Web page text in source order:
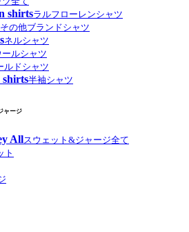
shirtsラルフローレンシャツ
その他ブランドシャツ
ネルシャツ
ールシャツ
ルドシャツ
shirts半袖シャツ
ャージ
Allスウェット&ジャージ全て
ト